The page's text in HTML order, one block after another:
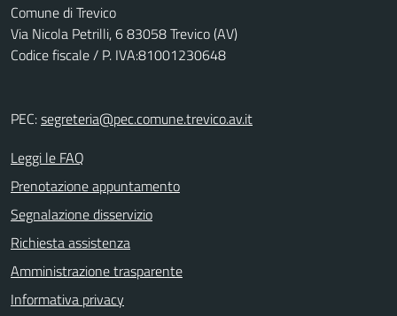
Comune di Trevico
Via Nicola Petrilli, 6 83058 Trevico (AV)
Codice fiscale / P. IVA:81001230648
PEC:segreteria@pec.comune.trevico.av.it
Leggi le FAQ
Prenotazione appuntamento
Segnalazione disservizio
Richiesta assistenza
Amministrazione trasparente
Informativa privacy